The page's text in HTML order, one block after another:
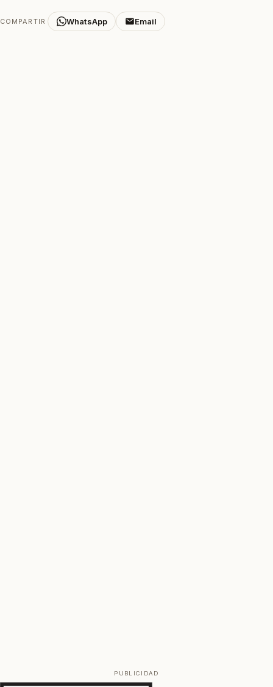
COMPARTIR WhatsApp Email